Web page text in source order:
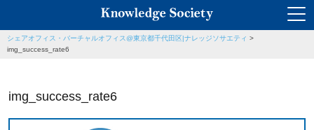
シェアオフィス・バーチャルオフィス@東京都千代田区|ナレッジソサエティ >
img_success_rate6
img_success_rate6